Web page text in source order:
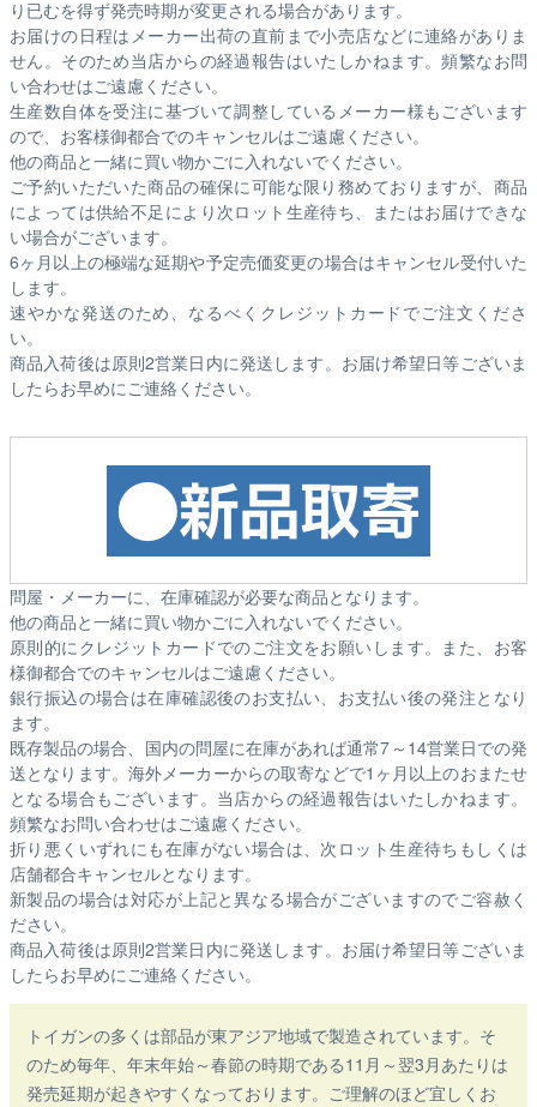
り已むを得ず発売時期が変更される場合があります。
お届けの日程はメーカー出荷の直前まで小売店などに連絡がありま
せん。そのため当店からの経過報告はいたしかねます。頻繁なお問
い合わせはご遠慮ください。
生産数自体を受注に基づいて調整しているメーカー様もございます
ので、お客様御都合でのキャンセルはご遠慮ください。
他の商品と一緒に買い物かごに入れないでください。
ご予約いただいた商品の確保に可能な限り務めておりますが、商品
によっては供給不足により次ロット生産待ち、またはお届けできな
い場合がございます。
6ヶ月以上の極端な延期や予定売価変更の場合はキャンセル受付いた
します。
速やかな発送のため、なるべくクレジットカードでご注文くださ
い。
商品入荷後は原則2営業日内に発送します。お届け希望日等ございま
したらお早めにご連絡ください。
問屋・メーカーに、在庫確認が必要な商品となります。
他の商品と一緒に買い物かごに入れないでください。
原則的にクレジットカードでのご注文をお願いします。また、お客
様御都合でのキャンセルはご遠慮ください。
銀行振込の場合は在庫確認後のお支払い、お支払い後の発注となり
ます。
既存製品の場合、国内の問屋に在庫があれば通常7～14営業日での発
送となります。海外メーカーからの取寄などで1ヶ月以上のおまたせ
となる場合もございます。 当店からの経過報告はいたしかねます。
頻繁なお問い合わせはご遠慮ください。
折り悪くいずれにも在庫がない場合は、次ロット生産待ちもしくは
店舗都合キャンセルとなります。
新製品の場合は対応が上記と異なる場合がございますのでご容赦く
ださい。
商品入荷後は原則2営業日内に発送します。お届け希望日等ございま
したらお早めにご連絡ください。
トイガンの多くは部品が東アジア地域で製造されています。そ
のため毎年、年末年始～春節の時期である11月～翌3月あたりは
発売延期が起きやすくなっております。ご理解のほど宜しくお